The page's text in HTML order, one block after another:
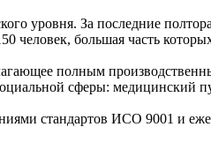
уровня. За последние
человек, большая часть
полным
сферы: медицинский
стандартов ИСО 9001 и